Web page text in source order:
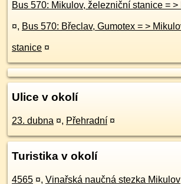
¤, Bus 570: Břeclav, Gumotex = > Mikulov, železniční
stanice ¤
Ulice v okolí
23. dubna ¤, Přehradní ¤
Turistika v okolí
4565 ¤, Vinařská naučná stezka Mikulov